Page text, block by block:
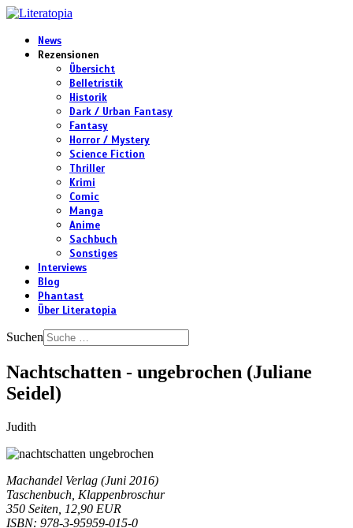
News
Rezensionen
Übersicht
Belletristik
Historik
Dark / Urban Fantasy
Fantasy
Horror / Mystery
Science Fiction
Thriller
Krimi
Comic
Manga
Anime
Sachbuch
Sonstiges
Interviews
Blog
Phantast
Über Literatopia
Suchen
Nachtschatten - ungebrochen (Juliane
Seidel)
Judith
Machandel Verlag (Juni 2016)
Taschenbuch, Klappenbroschur
350 Seiten, 12,90 EUR
ISBN: 978-3-95959-015-0